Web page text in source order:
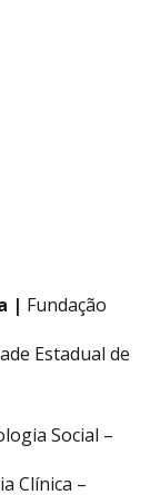
| Fundação
Estadual de
Social –
Clínica –